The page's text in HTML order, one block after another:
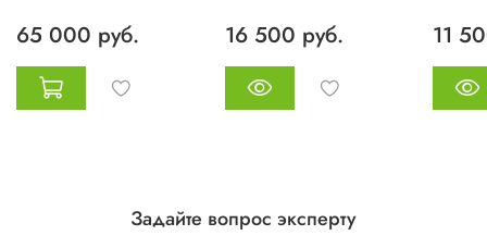
65 000 руб. 16 500 руб. 11
Задайте вопрос эксперту